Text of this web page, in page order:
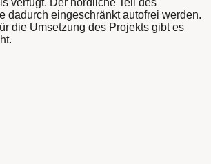
verfügt. Der nördliche Teil des
dadurch eingeschränkt autofrei werden.
die Umsetzung des Projekts gibt es